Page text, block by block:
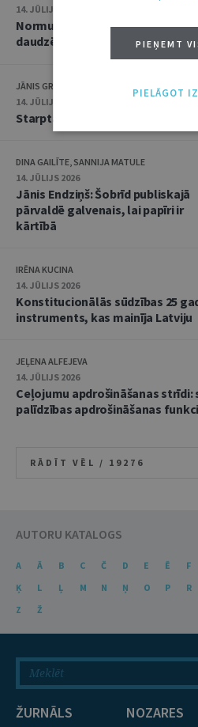
14. JŪLIJS 2026
Normu konkurences un
daudzējādības problemātika
JĀNIS GRASIS
14. JŪLIJS 2026
Starptautiskās tiesības: mazās
DINA GAILĪTE, SANNIJA MATULE
14. JŪLIJS 2026
Jānis Endziņš: Šobrīd publiskajā
pārvaldē galvenais, lai papīri ir
kārtībā
IRĒNA KUCINA
14. JŪLIJS 2026
Konstitucionālās sūdzības 25
instruments, kas mainīja Latviju
JEĻENA ALFEJEVA
14. JŪLIJS 2026
Ceļojumu apdrošināšanas strīdi:
palīdzības apdrošināšanas
RĀDĪT VĒL / 19276
AUTORU KATALOGS
A Ā B C Č D E Ē F
Ķ
L Ļ M N Ņ O P R
Z
Ž
ŽURNĀLS
NOZARES
PIEŅEMT
PIELĀGOT